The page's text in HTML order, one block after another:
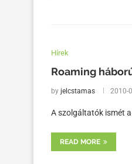
Hírek
Roaming
by jelcstamas 2010-
A szolgáltatók ismét
READ MORE